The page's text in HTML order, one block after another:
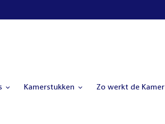
Kamerstukken Zo werkt de Kamer